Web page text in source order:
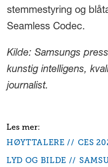
stemmestyring og
Seamless Codec.
Kilde: Samsungs
kunstig intelligens,
journalist.
HØYTTALERE CES
LYD OG BILDE